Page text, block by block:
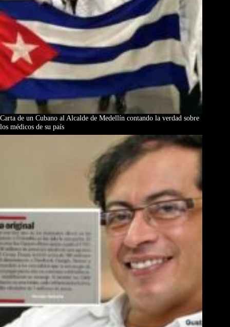
Carta de un Cubano al Alcalde de Medellín contando la verdad sobre
los médicos de su país